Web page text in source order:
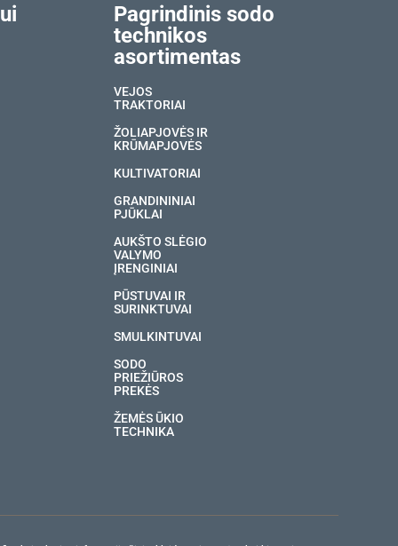
Pagrindinis sodo
technikos
asortimentas
VEJOS
TRAKTORIAI
ŽOLIAPJOVĖS IR
KRŪMAPJOVĖS
KULTIVATORIAI
GRANDININIAI
PJŪKLAI
AUKŠTO SLĖGIO
VALYMO
ĮRENGINIAI
PŪSTUVAI IR
SURINKTUVAI
SMULKINTUVAI
SODO
PRIEŽIŪROS
PREKĖS
ŽEMĖS ŪKIO
TECHNIKA